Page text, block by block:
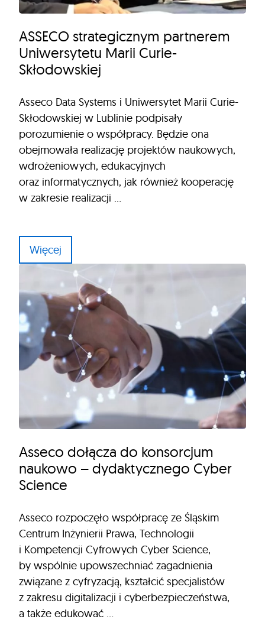
ASSECO strategicznym partnerem
Uniwersytetu Marii Curie-
Skłodowskiej
Asseco Data Systems i Uniwersytet Marii Curie-
Skłodowskiej w Lublinie podpisały
porozumienie o współpracy. Będzie ona
obejmowała realizację projektów naukowych,
wdrożeniowych, edukacyjnych
oraz informatycznych, jak również kooperację
w zakresie realizacji …
Więcej
Asseco dołącza do konsorcjum
naukowo – dydaktycznego Cyber
Science
Asseco rozpoczęło współpracę ze Śląskim
Centrum Inżynierii Prawa, Technologii
i Kompetencji Cyfrowych Cyber Science,
by wspólnie upowszechniać zagadnienia
związane z cyfryzacją, kształcić specjalistów
z zakresu digitalizacji i cyberbezpieczeństwa,
a także edukować …